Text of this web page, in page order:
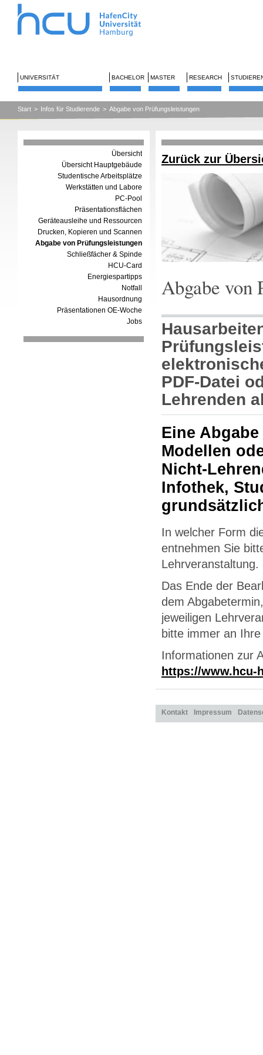
UNIVERSITÄT BACHELOR MASTER RESEARCH
Start > Infos für Studierende > Abgabe von Prüfungsleistungen
Übersicht
Übersicht Hauptgebäude
Studentische Arbeitsplätze
Werkstätten und Labore
PC-Pool
Präsentationsflächen
Geräteausleihe und Ressourcen
Drucken, Kopieren und Scannen
Abgabe von Prüfungsleistungen
Schließfächer & Spinde
HCU-Card
Energiespartipps
Notfall
Hausordnung
Präsentationen OE-Woche
Jobs
Zurück zur
Abgabe von
PDF-Datei
Lehrenden
Eine
Modellen
Nicht-
Infothek,
In welcher Form
entnehmen Sie
Das Ende der
dem
jeweiligen
bitte immer an
Informationen zur
https://www.hcu-
Kontakt Impressum